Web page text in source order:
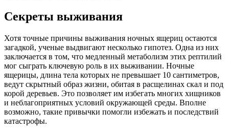
Секреты выживания
Хотя точные причины выживания ночных ящериц остаются
загадкой, ученые выдвигают несколько гипотез. Одна из них
заключается в том, что медленный метаболизм этих рептилий
мог сыграть ключевую роль в их выживании. Ночные
ящерицы, длина тела которых не превышает 10 сантиметров,
ведут скрытный образ жизни, обитая в расщелинах скал и под
корой деревьев. Это позволяет им избегать многих хищников
и неблагоприятных условий окружающей среды. Вполне
возможно, такие привычки помогли избежать и последствий
катастрофы.